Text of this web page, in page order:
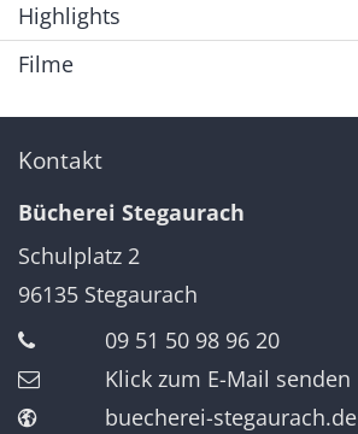
Highlights
Filme
Kontakt
Bücherei Stegaurach
Schulplatz 2
96135 Stegaurach
09 51 50 98 96 20
Klick zum E-Mail senden
buecherei-stegaurach.de